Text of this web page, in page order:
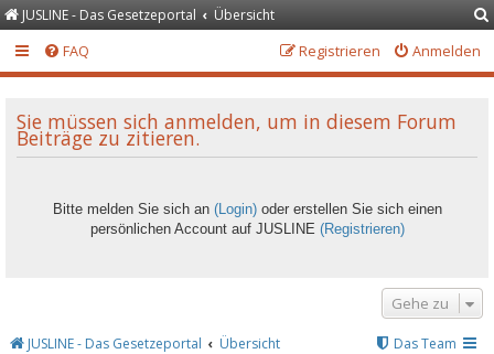
JUSLINE - Das Gesetzeportal Übersicht
FAQ Anmelden
Registrieren
Sie müssen sich anmelden, um in diesem Forum
Beiträge zu zitieren.
Bitte melden Sie sich an (Login)oder erstellen Sie sich einen
persönlichen Account auf JUSLINE (Registrieren)
Gehe zu
JUSLINE - Das Gesetzeportal Übersicht Das Team